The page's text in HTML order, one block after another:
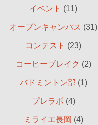
イベント (11)
オープンキャンパス (31)
コンテスト (23)
コーヒーブレイク (2)
バドミントン部 (1)
プレラボ (4)
ミライエ長岡 (4)